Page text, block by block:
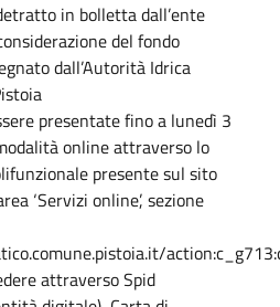
in bolletta dall’ente
del fondo
dall’Autorità Idrica
presentate fino a lunedì 3
online attraverso lo
presente sul sito
‘Servizi online’, sezione
attraverso Spid